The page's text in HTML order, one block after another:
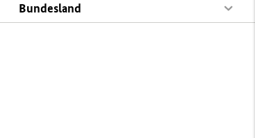
Bundesland